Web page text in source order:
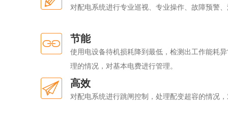
对配电系统进行专业巡视、专业操作、故障预警
节能
使用电设备待机损耗降到最低，检测出工作能耗
理的情况，对基本电费进行管理。
高效
对配电系统进行跳闸控制，处理配变超容的情况